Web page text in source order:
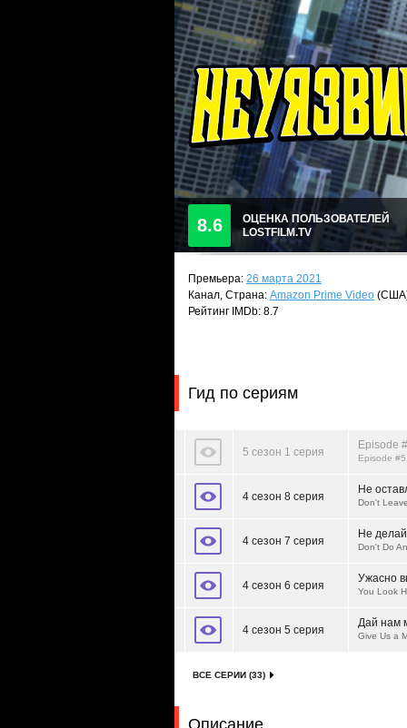
8.6
ОЦЕНКА ПОЛЬЗОВАТЕЛЕЙ
LOSTFILM.TV
Премьера: 26 марта 2021
Канал, Страна: Amazon Prime Video
Рейтинг IMDb: 8.7
Гид по сериям
5 сезон 1 серия
Episode
Episode
4 сезон 8 серия
Не
Don't
4 сезон 7 серия
Не делай
Don't Do
4 сезон 6 серия
Ужасно
You Look
4 сезон 5 серия
Дай нам
Give Us a
ВСЕ СЕРИИ (33)
Описание